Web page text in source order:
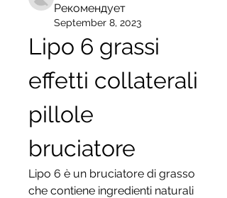
Рекомендует
September 8, 2023
Lipo 6 grassi
effetti collaterali
pillole
bruciatore
Lipo 6 è un bruciatore di grasso
che contiene ingredienti naturali